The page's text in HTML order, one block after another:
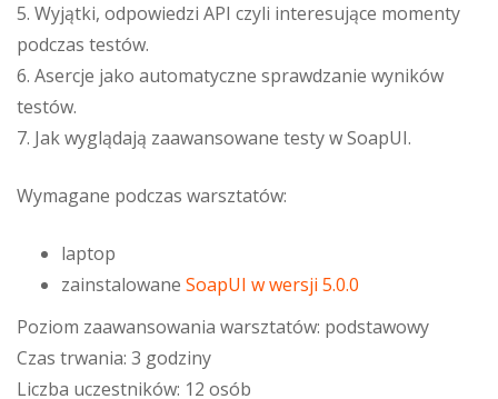
5. Wyjątki, odpowiedzi API czyli interesujące momenty
podczas testów.
6. Asercje jako automatyczne sprawdzanie wyników
testów.
7. Jak wyglądają zaawansowane testy w SoapUI.
Wymagane podczas warsztatów:
laptop
zainstalowane SoapUI w wersji 5.0.0
Poziom zaawansowania warsztatów: podstawowy
Czas trwania: 3 godziny
Liczba uczestników: 12 osób